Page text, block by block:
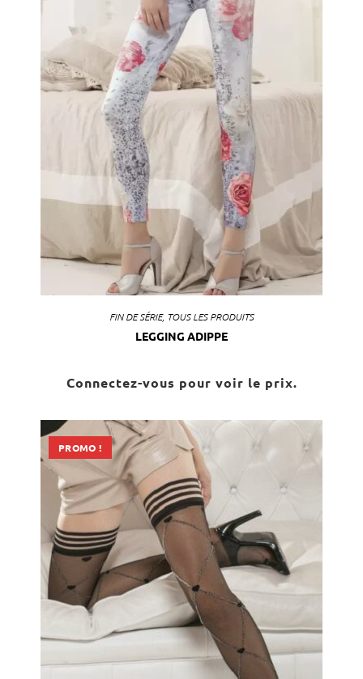
FIN DE SÉRIE, TOUS LES PRODUITS
LEGGING ADIPPE
Connectez-vous pour voir le prix.
PROMO !